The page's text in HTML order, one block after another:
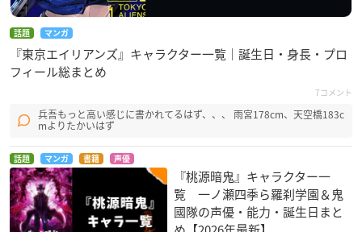
話題 マンガ
『東京エイリアンズ』キャラクター一覧｜誕生日・身長・プロ
フィール総まとめ
7コメント
兵吾もっと高い感じに書かれてるはず、、、 雨宮178cm、天空橋183c
mよりたかいはず
話題 マンガ 書籍 声優
『桃源暗鬼』キャラクター一
覧 一ノ瀬四季ら羅刹学園＆鬼
國隊の声優・能力・誕生日まと